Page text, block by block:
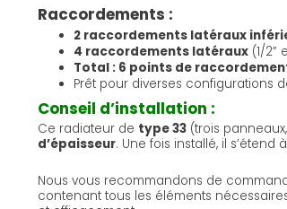
Raccordements :
2 raccordements latéraux
4 raccordements latéraux (1/2”
Total : 6 points de
Prêt pour diverses configurations
Conseil d’installation :
Ce radiateur de type 33 (trois
d’épaisseur. Une fois installé, il s’étend à
Nous vous recommandons de
contenant tous les éléments